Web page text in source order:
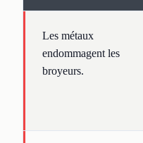
Les métaux
endommagent les
broyeurs.